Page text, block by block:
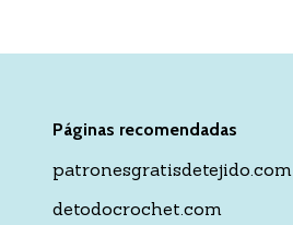
Páginas recomendadas
patronesgratisdetejido.com
detodocrochet.com